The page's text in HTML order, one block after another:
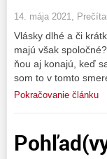
14. mája 2021,
Vlásky dlhé a či
majú však
ňou aj konajú, keď
som to v tomto
Pokračovanie článku